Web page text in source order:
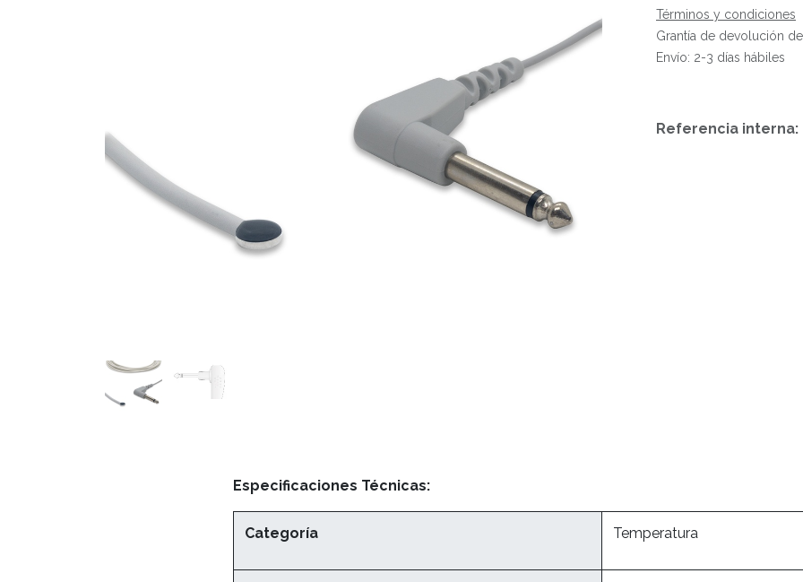
Términos y condiciones
Grantía de devolución
Envío: 2-3 días hábiles
Referencia interna:
Especificaciones Técnicas:
Categoría Temperatura